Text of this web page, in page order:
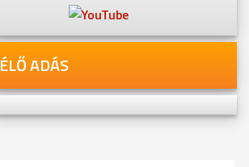
ÉLŐ ADÁS